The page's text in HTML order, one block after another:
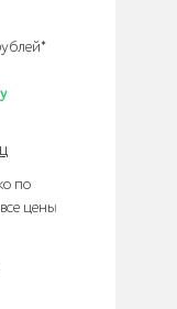
по
цены